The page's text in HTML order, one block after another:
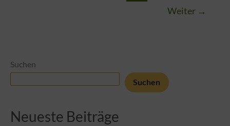
Weiter →
Suchen
Suchen
Neueste Beiträge